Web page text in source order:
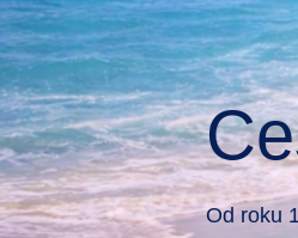
Od roku